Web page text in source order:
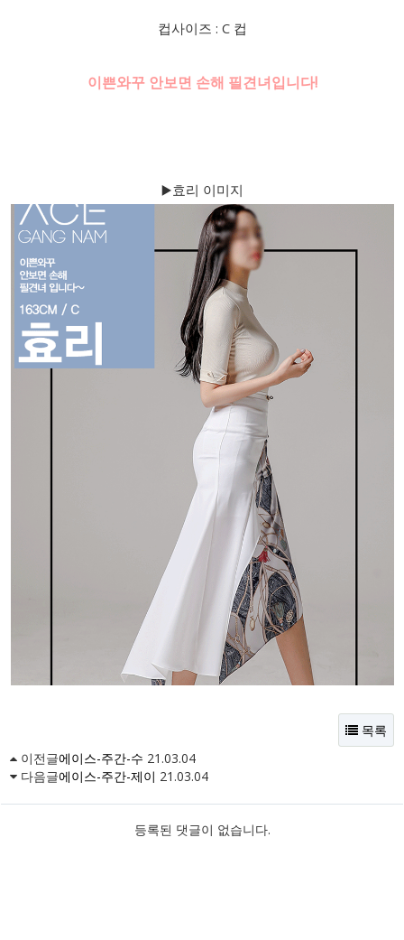
컵사이즈 : C 컵
이쁜와꾸 안보면 손해 필견녀입니다!
▶️효리 이미지
목록
이전글에이스-주간-수 21.03.04
다음글에이스-주간-제이 21.03.04
등록된 댓글이 없습니다.